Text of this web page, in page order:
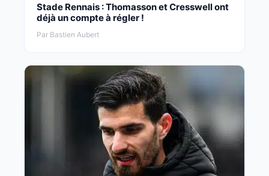
Stade Rennais : Thomasson et Cresswell ont
déjà un compte à régler !
Par Bastien Aubert